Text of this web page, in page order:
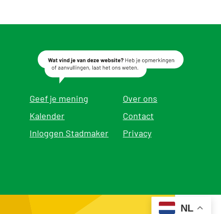
Geef je mening
Kalender
Inloggen Stadmaker
Over ons
Contact
Privacy
NL